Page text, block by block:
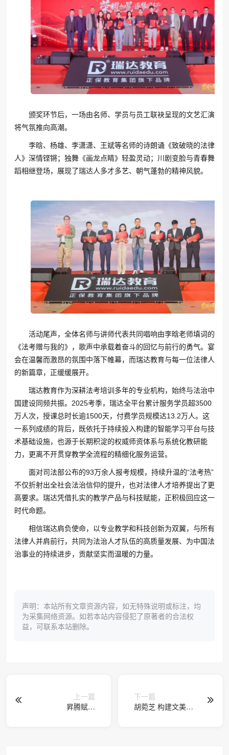
颁奖环节后，一场由名师、学员与员工联袂呈现的文艺汇演
将气氛推向高潮。
李晗、杨雄、李潇潇、王斌等名师的诗朗诵《致破晓的法律
人》深情铿锵；独舞《画龙点睛》轻盈灵动；川剧变脸与青春舞
蹈相继登场，展现了瑞达人多才多艺、朝气蓬勃的精神风貌。
活动尾声，全体名师与讲师代表共同唱响由李晗老师填词的
《法考赠与我的》，歌声中承载着奋斗的回忆与前行的勇气。宴
会在温馨而激昂的氛围中落下帷幕，而瑞达教育与每一位法律人
的新篇章，正缓缓展开。
瑞达教育作为深耕法考培训多年的专业机构，始终与法治中
国建设同频共振。2025考季，瑞达全平台累计服务学员超3500
万人次，授课总时长逾1500天，付费学员规模达13.2万人。这
一系列成绩的背后，既依托于持续投入构建的智能学习平台与技
术基础设施，也源于长期积淀的权威师资体系与系统化教研能
力，更离不开贯穿教学全流程的精细化服务运营。
面对司法部公布的93万余人报考规模，持续升温的“法考热”
不仅折射出全社会法治信仰的提升，也对法律人才培养提出了更
高要求。瑞达凭借扎实的教学产品与科技赋能，正积极回应这一
时代命题。
相信瑞达肩负使命，以专业教学和科技创新为双翼，与所有
法律人并肩前行，共同为法治人才队伍的高质量发展、为中国法
治事业的持续进步，贡献坚实而温暖的力量。
声明：本站所有文章资源内容，如无特殊说明或标注，均
为采集网络资源。如若本站内容侵犯了原著者的合法权
益，可联系本站删除。
上一篇
昇腾赋能
下一篇
胡菀芝 构建文美融